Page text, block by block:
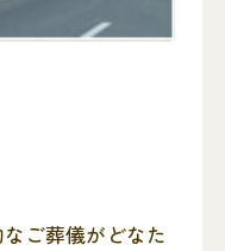
ご葬儀がどなた